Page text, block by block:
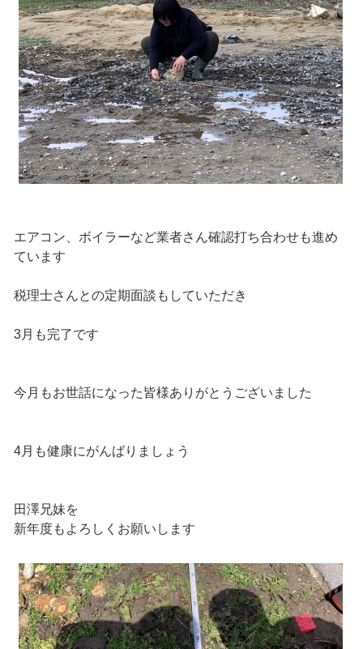
エアコン、ボイラーなど業者さん確認打ち合わせも進め
ています
税理士さんとの定期面談もしていただき
3月も完了です
今月もお世話になった皆様ありがとうございました
4月も健康にがんばりましょう
田澤兄妹を
新年度もよろしくお願いします